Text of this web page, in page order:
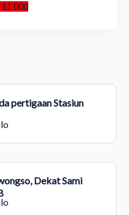
000
pertigaan Stasiun
Dekat Sami